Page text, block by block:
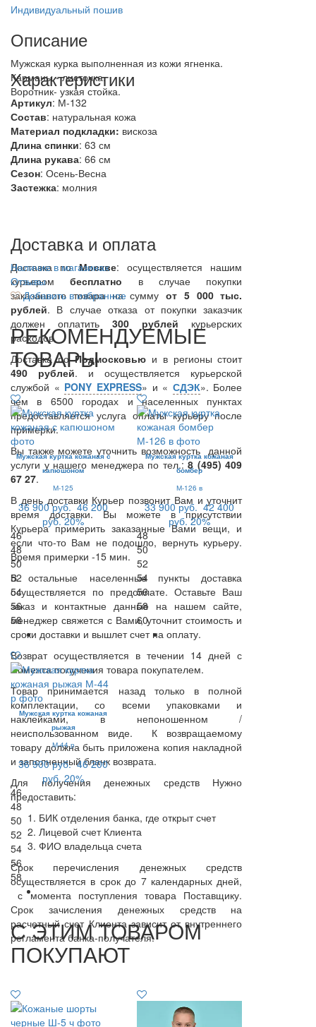
Индивидуальный пошив
Описание
Мужская курка выполненная из кожи ягненка.
Карманы - листочка.
Воротник- узкая стойка.
Характеристики
Артикул: М-132
Состав: натуральная кожа
Материал подкладки: вискоза
Длина спинки: 63 см
Длина рукава: 66 см
Сезон: Осень-Весна
Застежка: молния
Доставка и оплата
Доставка поМоскве: осуществляется нашим
курьеромбесплатно в случае покупки
заказанного товара на суммуот 5 000 тыс.
рублей. В случае отказа от покупки заказчик
должен оплатить300 рублей курьерских
расходов.
Доставка поПодмосковью и в регионы стоит
490 рублей. и осуществляется курьерской
службой « PONY EXPRESS» и « СДЭК». Более
чем в 6500 городах и населенных пунктах
предоставляется услуга оплаты курьеру после
примерки.
Вы также можете уточнить возможность данной
услуги у нашего менеджера по тел.:8 (495) 409
67 27.
В день доставки Курьер позвонит Вам и уточнит
время доставки. Вы можете в присутствии
Курьера примерить заказанные Вами вещи, и
если что-то Вам не подошло, вернуть курьеру.
Время примерки -15 мин.
В остальные населенные пункты доставка
осуществляется по предоплате. Оставьте Ваш
заказ и контактные данные на нашем сайте,
менеджер свяжется с Вами, уточнит стоимость и
сроки доставки и вышлет счет на оплату.
Возврат осуществляется в течении 14 дней с
момента получения товара покупателем.
Товар принимается назад только в полной
комплектации, со всеми упаковками и
наклейками, в непоношенном /
неиспользованном виде. К возвращаемому
товару должна быть приложена копия накладной
и заполненный бланк возврата.
Для получения денежных средств Нужно
предоставить:
БИК отделения банка, где открыт счет
Лицевой счет Клиента
ФИО владельца счета
Срок перечисления денежных средств
осуществляется в срок до 7 календарных дней,
с момента поступления товара Поставщику.
Срок зачисления денежных средств на
расчетный счет Клиента зависит от внутреннего
регламента банка-получателя.
Наличие в магазинах
Отзывы
Добавить в избранное
РЕКОМЕНДУЕМЫЕ
ТОВАРЫ
Мужская куртка кожаная с
капюшоном
М-125
36 900 руб. 46 200
руб. 20%
46
48
50
52
54
56
58
Мужская куртка кожаная
бомбер
М-126 в
33 900 руб. 42 400
руб. 20%
48
50
52
54
56
58
60
Мужская куртка кожаная
рыжая
М-44 р
36 900 руб. 46 200
руб. 20%
46
48
50
52
54
56
58
С ЭТИМ ТОВАРОМ
ПОКУПАЮТ